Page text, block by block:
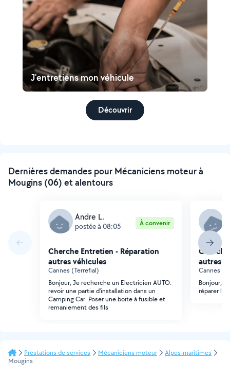
J'entretiens mon véhicule
Découvrir
Dernières demandes pour Mécaniciens moteur à
Mougins (06) et alentours
Andre L.
postée à 08:05 À convenir
Cherche Entretien - Réparation
autres véhicules
Cannes (Terrefial)
Bonjour, Je recherche un Electricien AUTO.
revoir une partie d'installation dans un
Camping Car. Poser une boite à fusible et
remaniement des fils
autres
Cannes
Bonjour,
réparer
Prestations de services Mécaniciens moteur
Alpes-maritimes
Mougins